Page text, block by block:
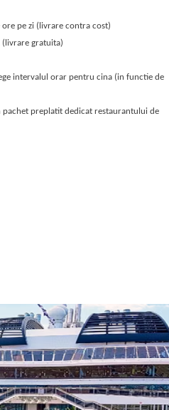
ore pe zi (livrare contra cost)
gratuita)
intervalul orar pentru cina (in functie de
pachet preplatit dedicat restaurantului de